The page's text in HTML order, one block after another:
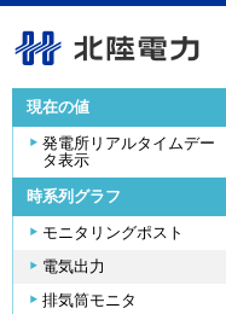
現在の値
発電所リアルタイムデー
タ表示
時系列グラフ
モニタリングポスト
電気出力
排気筒モニタ